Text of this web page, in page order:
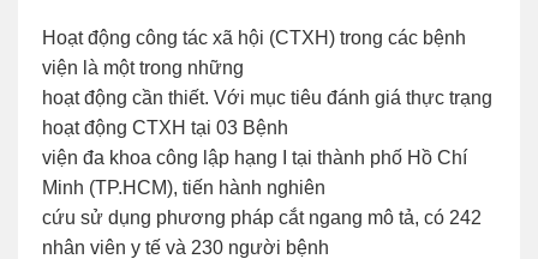
Hoạt động công tác xã hội (CTXH) trong các bệnh
viện là một trong những
hoạt động cần thiết. Với mục tiêu đánh giá thực trạng
hoạt động CTXH tại 03 Bệnh
viện đa khoa công lập hạng I tại thành phố Hồ Chí
Minh (TP.HCM), tiến hành nghiên
cứu sử dụng phương pháp cắt ngang mô tả, có 242
nhân viên y tế và 230 người bệnh